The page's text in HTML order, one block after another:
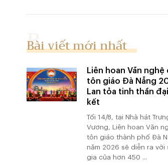
Bài viết mới nhất
Liên hoan Văn nghệ
tôn giáo Đà Nẵng
Lan tỏa tinh thần
kết
Tối 14/8, tại Nhà hát
Vương, Liên hoan Văn
tôn giáo thành phố Đà
năm 2026 sẽ diễn ra với
gia của hơn 450 ...